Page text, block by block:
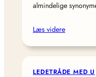
almindelige
Læs videre
LEDETRÅDE MED U